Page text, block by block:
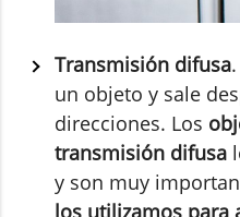
Transmisión difusa
un objeto y sale
direcciones. Los
transmisión difusa
y son muy